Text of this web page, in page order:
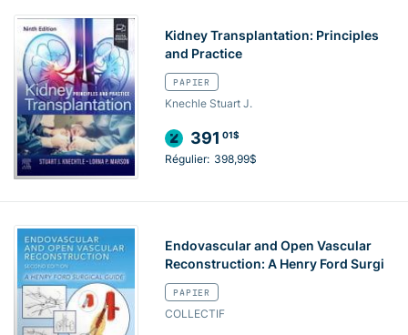
Kidney Transplantation: Principles
and Practice
PAPIER
Knechle Stuart J.
391 01$
Régulier: 398,99$
Endovascular and Open Vascular
Reconstruction: A Henry Ford Surgi
PAPIER
COLLECTIF